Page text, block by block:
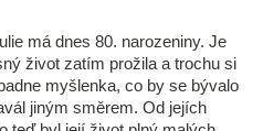
má dnes 80. narozeniny. Je
život zatím prožila a trochu si
myšlenka, co by se bývalo
jiným směrem. Od jejích